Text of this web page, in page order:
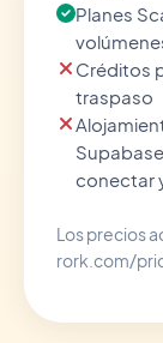
Planes
Créditos
traspaso
conectar
Los precios
rork.com/